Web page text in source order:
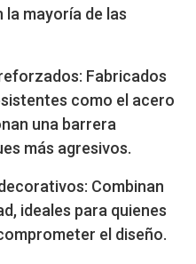
mayoría de las
Fabricados
como el acero
una barrera
más agresivos.
Combinan
ideales para quienes
el diseño.